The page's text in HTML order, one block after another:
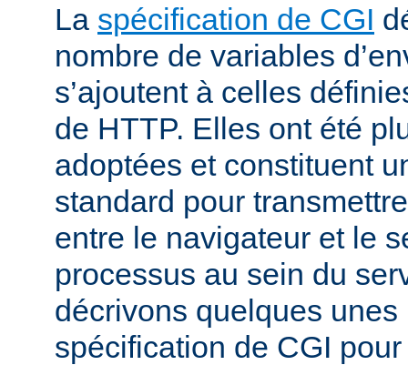
La spécification de CGI
nombre de variables
s’ajoutent à celles
de HTTP. Elles ont été
adoptées et constituent
standard pour
entre le navigateur et le
processus au sein du
décrivons quelques
spécification de CGI